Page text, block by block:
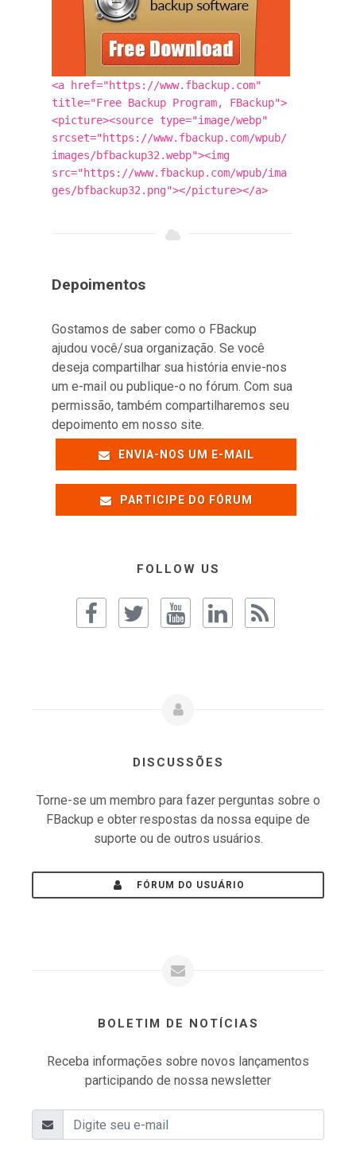
<a href="https://www.fbackup.com"
title="Free Backup Program, FBackup">
<picture><source type="image/webp"
srcset="https://www.fbackup.com/wpub/
images/bfbackup32.webp"><img
src="https://www.fbackup.com/wpub/ima
ges/bfbackup32.png"></picture></a>
Depoimentos
Gostamos de saber como o FBackup
ajudou você/sua organização. Se você
deseja compartilhar sua história envie-nos
um e-mail ou publique-o no fórum. Com sua
permissão, também compartilharemos seu
depoimento em nosso site.
ENVIA-NOS UM E-MAIL
PARTICIPE DO FÓRUM
FOLLOW US
DISCUSSÕES
Torne-se um membro para fazer perguntas sobre o
FBackup e obter respostas da nossa equipe de
suporte ou de outros usuários.
FÓRUM DO USUÁRIO
BOLETIM DE NOTÍCIAS
Receba informações sobre novos lançamentos
participando de nossa newsletter